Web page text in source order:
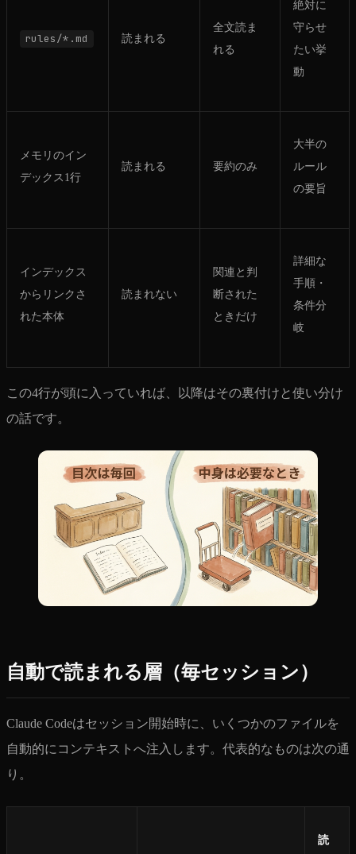
rules/*.md 読まれる
全文読ま
れる
絶対に
守らせ
たい挙
動
メモリのイン
デックス1行
読まれる 要約のみ
大半の
ルール
の要旨
インデックス
からリンクさ
れた本体
読まれない
関連と判
断された
ときだけ
詳細な
手順・
条件分
岐
この4行が頭に入っていれば、以降はその裏付けと使い分け
の話です。
自動で読まれる層（毎セッション）
Claude Codeはセッション開始時に、いくつかのファイルを
自動的にコンテキストへ注入します。代表的なものは次の通
り。
読